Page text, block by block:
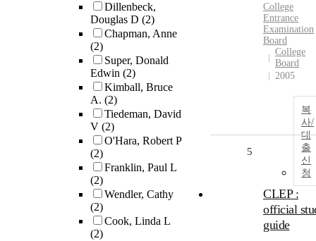
Dillenbeck,
Douglas D (2)
Chapman, Anne
(2)
Super, Donald
Edwin (2)
Kimball, Bruce
A. (2)
Tiedeman, David
V (2)
O'Hara, Robert P
(2)
Franklin, Paul L
(2)
Wendler, Cathy
(2)
Cook, Linda L
(2)
College
Entrance
Examination
Board
College
Board
2005
복
사/
대
출
신
청
5
CLEP :
official
guide